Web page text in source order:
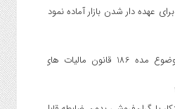
عهده دار شدن بازار آماده نموده
صدور یا تمدید گواهی موضوع مده 186 قانون مالیات های